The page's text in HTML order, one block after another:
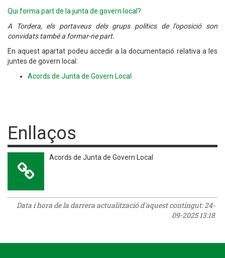
Qui forma part de la junta de govern local?
A Tordera, els portaveus dels grups polítics de l'oposició son
convidats també a formar-ne part.
En aquest apartat podeu accedir a la documentació relativa a les
juntes de govern local:
Acords de Junta de Govern Local
Enllaços
Acords de Junta de Govern Local
Data i hora de la darrera actualització d'aquest contingut:24-
09-2025 13:18